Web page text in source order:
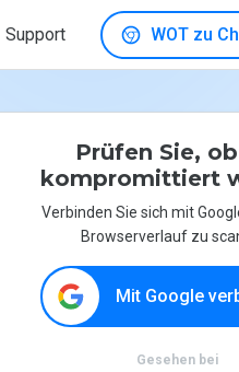
Support WOT zu
Prüfen Sie,
kompromittiert
Verbinden Sie sich mit
Browserverlauf zu
Mit Google
Gesehen bei